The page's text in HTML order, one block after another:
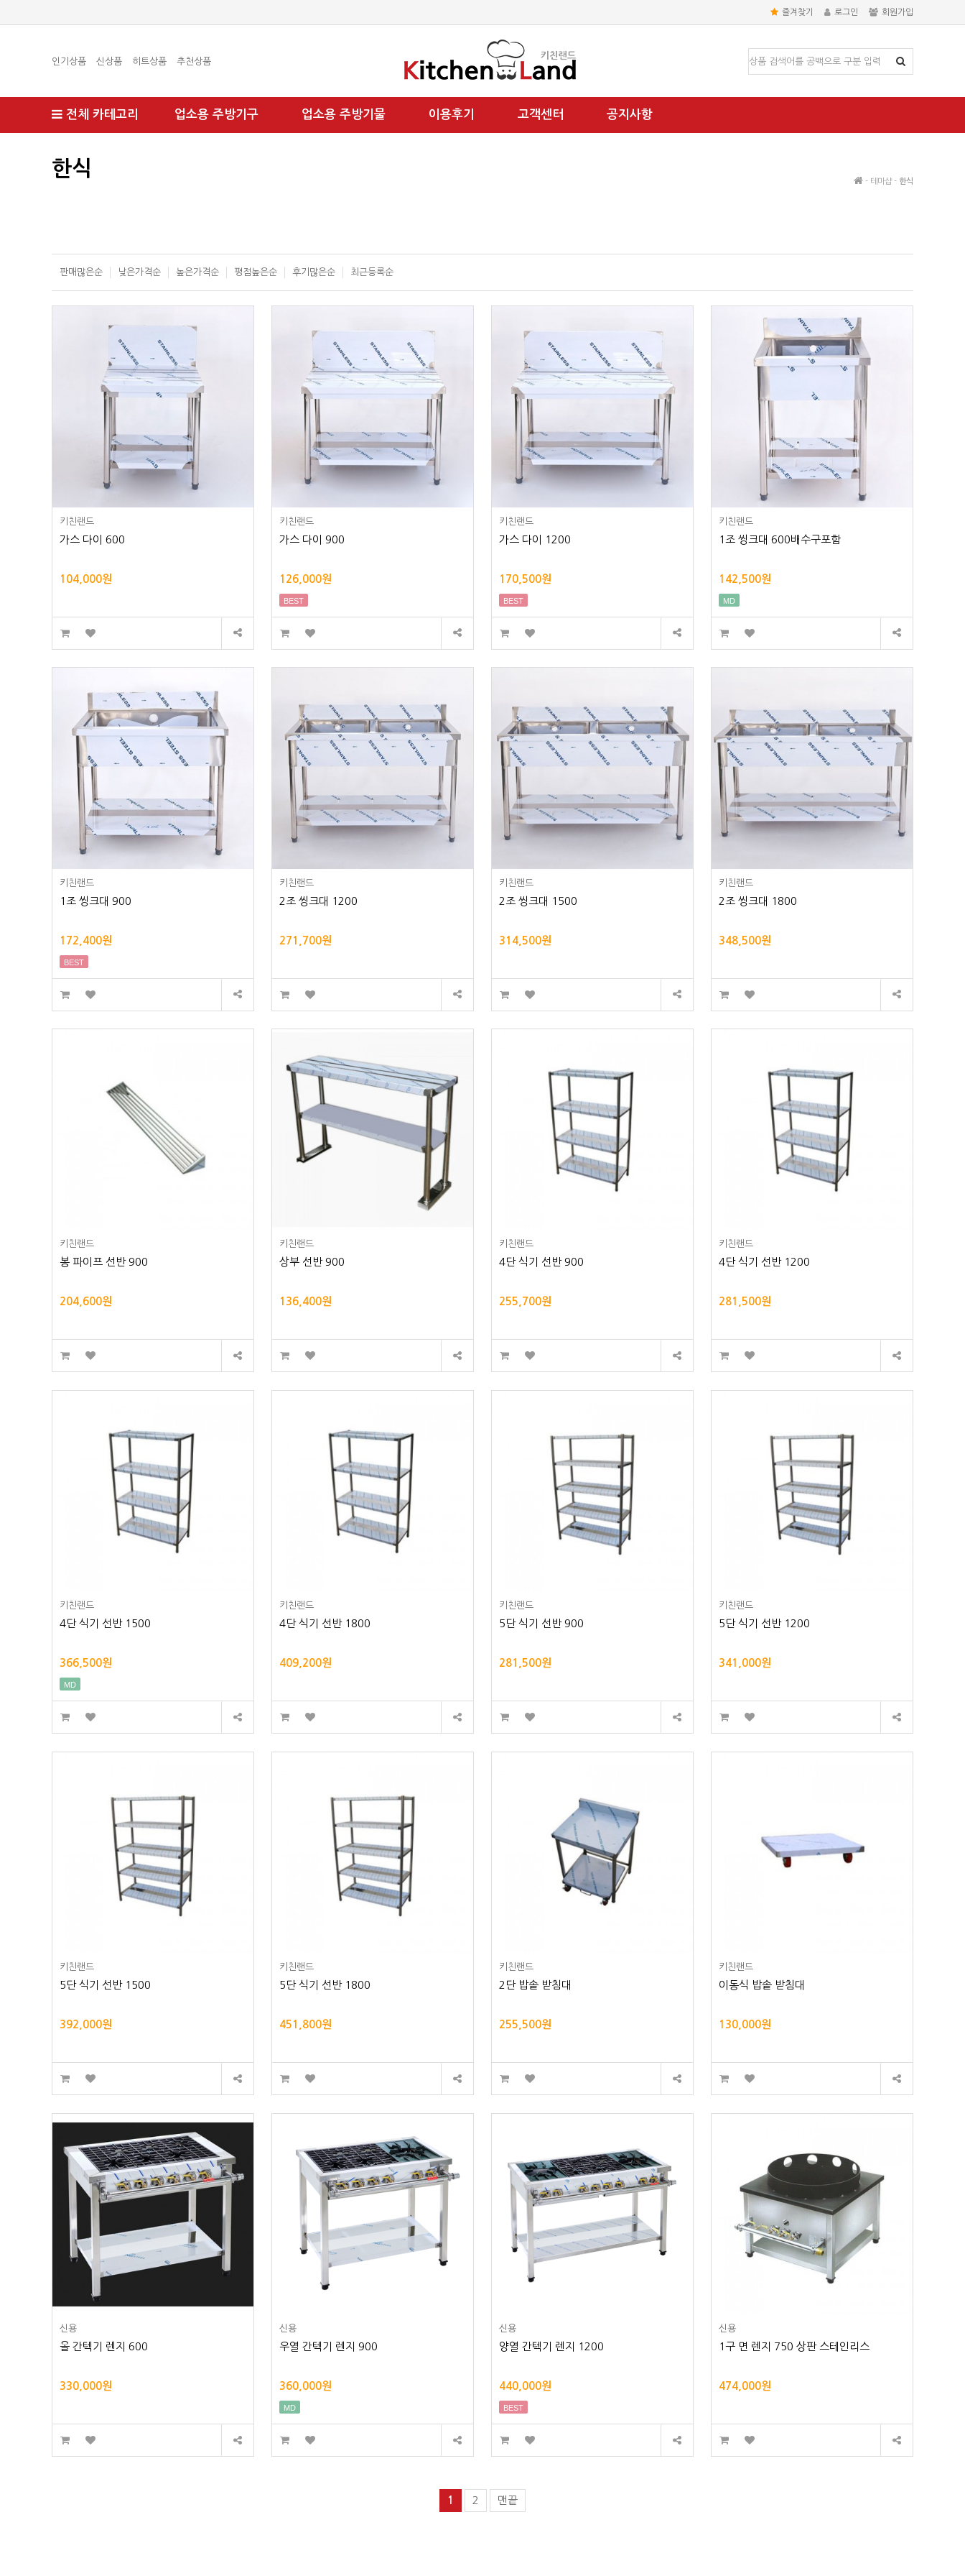
즐겨찾기 로그인 회원가입
인기상품 신상품 히트상품 추천상품
전체 카테고리 업소용 주방기구 업소용 주방기물 이용후기 고객센터 공지사항
한식
- 테마샵 - 한식
판매많은순 낮은가격순 높은가격순 평점높은순 후기많은순 최근등록순
키친랜드
가스 다이 600
104,000원
키친랜드
가스 다이 900
126,000원
BEST
키친랜드
가스 다이 1200
170,500원
BEST
키친랜드
1조 씽크대 600배수구포함
142,500원
MD
키친랜드
1조 씽크대 900
172,400원
BEST
키친랜드
2조 씽크대 1200
271,700원
키친랜드
2조 씽크대 1500
314,500원
키친랜드
2조 씽크대 1800
348,500원
키친랜드
봉 파이프 선반 900
204,600원
키친랜드
상부 선반 900
136,400원
키친랜드
4단 식기 선반 900
255,700원
키친랜드
4단 식기 선반 1200
281,500원
키친랜드
4단 식기 선반 1500
366,500원
MD
키친랜드
4단 식기 선반 1800
409,200원
키친랜드
5단 식기 선반 900
281,500원
키친랜드
5단 식기 선반 1200
341,000원
키친랜드
5단 식기 선반 1500
392,000원
키친랜드
5단 식기 선반 1800
451,800원
키친랜드
2단 밥솥 받침대
255,500원
키친랜드
이동식 밥솥 받침대
130,000원
신용
올 간텍기 렌지 600
330,000원
신용
우열 간텍기 렌지 900
360,000원
MD
신용
양열 간텍기 렌지 1200
440,000원
BEST
신용
1구 면 렌지 750 상판 스테인리스
474,000원
1 2 맨끝